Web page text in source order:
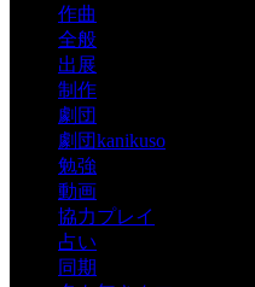
作曲
全般
出展
制作
劇団
劇団kanikuso
勉強
動画
協力プレイ
占い
同期